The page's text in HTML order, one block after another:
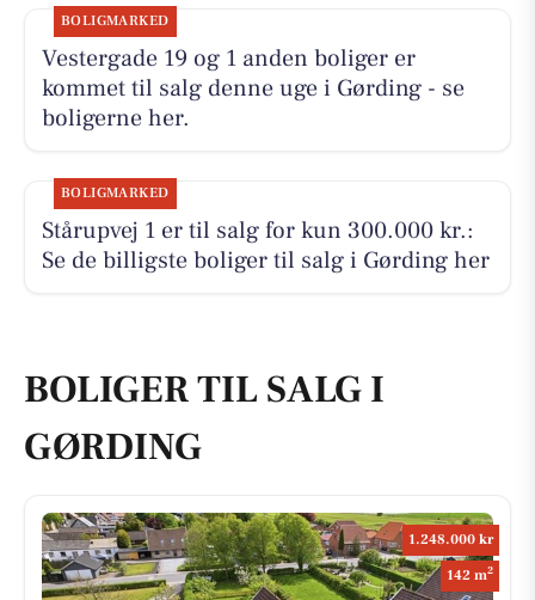
BOLIGMARKED
Vestergade 19 og 1 anden boliger er
kommet til salg denne uge i Gørding - se
boligerne her.
BOLIGMARKED
Stårupvej 1 er til salg for kun 300.000 kr.:
Se de billigste boliger til salg i Gørding her
BOLIGER TIL SALG I
GØRDING
1.248.000 kr
142 m2